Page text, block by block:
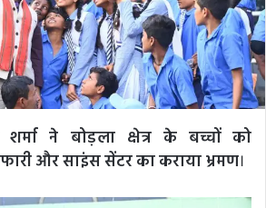
शर्मा ने बोड़ला क्षेत्र के बच्चों को
और साइंस सेंटर का कराया भ्रमण।